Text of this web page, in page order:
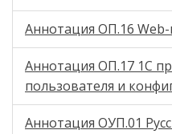
Аннотация ОП.16
Аннотация ОП.17 1С
пользователя и
Аннотация ОУП.01